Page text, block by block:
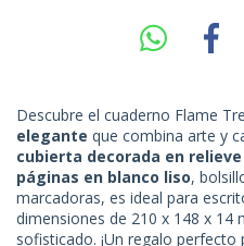
Descubre el cuaderno Flame
elegante que combina arte y
cubierta decorada en
páginas en blanco liso,
marcadoras, es ideal para
dimensiones de 210 x 148 x 14
sofisticado. ¡Un regalo